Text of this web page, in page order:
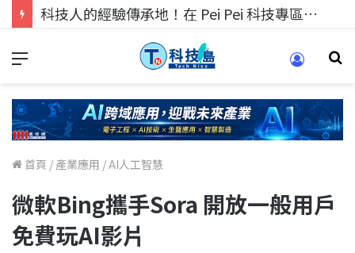
科技人的經驗傳承地！在 Pei Pei 科技專區，與學弟妹交流最硬核的技術
首頁 / 產業應用 /AI人工智慧
微軟Bing攜手Sora 開放一般用戶
免費玩AI影片